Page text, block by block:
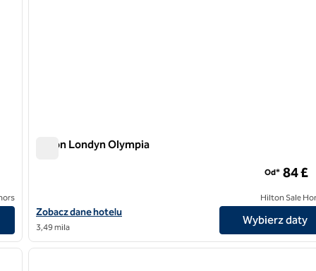
Hilton Londyn Olympia
Zobacz szczegóły hotelu Hilton London Olympia
Zobacz dane hotelu
3,49 mila
Od* 84 £
Hilton Sale
Wybierz daty
12
następny obraz
1
1 z 12